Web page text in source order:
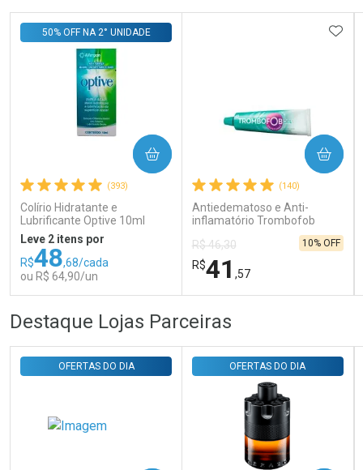
Ativar Desconto
Comprar sem Desconto
Comprar sem Desconto
(393)
Colírio Hidratante e
Lubrificante Optive 10ml
50% OFF NA 2° UNIDADE
Leve 2 itens por
R$48,68/cada
ou R$ 64,90/un
COMPRAR
FECHAR
Laboratório
FECHAR
Por Menos
(140)
Antiedematoso e Anti-
inflamatório Trombofob
R$ 46,30
R$41 ,57
10% OFF
COMPRAR
Por Menos
Destaque Lojas Parceiras
OFERTAS DO DIA OFERTAS DO DIA